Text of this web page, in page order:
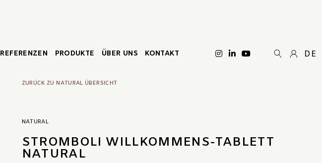
REFERENZEN PRODUKTE ÜBER UNS KONTAKT DE
ZURÜCK ZU NATURAL ÜBERSICHT
NATURAL
STROMBOLI WILLKOMMENS-TABLETT
NATURAL